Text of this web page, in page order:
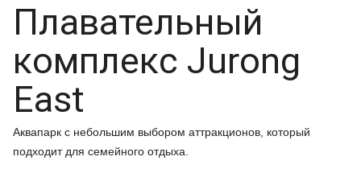
Плавательный
комплекс Jurong
East
Аквапарк с небольшим выбором аттракционов, который
подходит для семейного отдыха.